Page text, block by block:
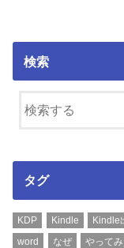
検索
タグ
KDP Kindle Kindle
word
なぜ やって